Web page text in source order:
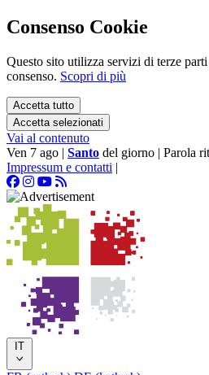
Consenso Cookie
Questo sito utilizza servizi di terze
consenso. Scopri di più
Accetta tutto
Accetta selezionati
Vai al contenuto
Ven 7 ago | Santo del giorno | Parola
Impressum e contatti |
IT